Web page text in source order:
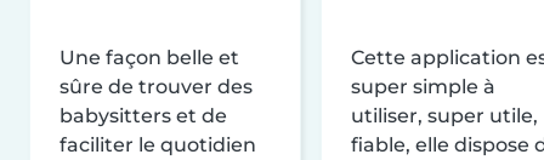
Une façon belle et
sûre de trouver des
babysitters et de
faciliter le quotidien
Cette application
super simple à
utiliser, super utile,
fiable, elle dispose